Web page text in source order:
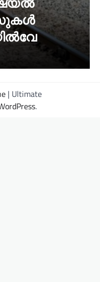
| Ultimate
.